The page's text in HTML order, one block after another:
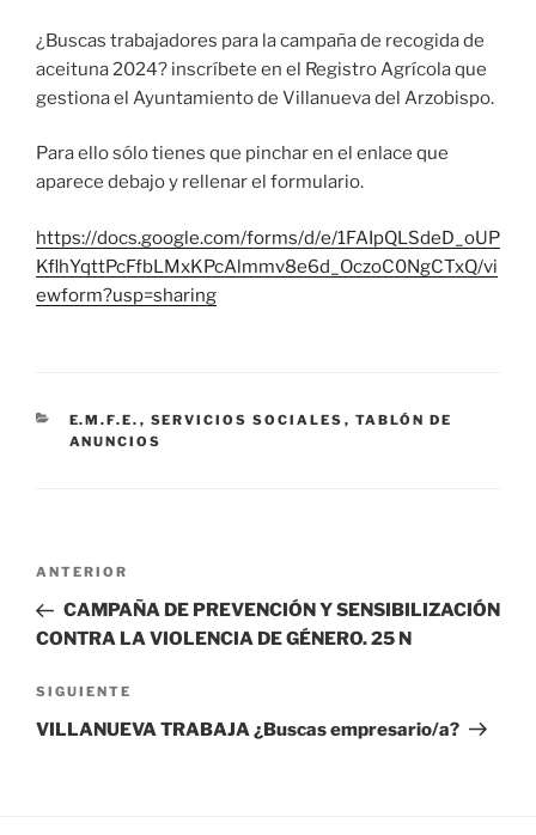
¿Buscas trabajadores para la campaña de recogida de
aceituna 2024? inscríbete en el Registro Agrícola que
gestiona el Ayuntamiento de Villanueva del Arzobispo.
Para ello sólo tienes que pinchar en el enlace que
aparece debajo y rellenar el formulario.
https://docs.google.com/forms/d/e/1FAIpQLSdeD_oUP
KflhYqttPcFfbLMxKPcAlmmv8e6d_OczoC0NgCTxQ/vi
ewform?usp=sharing
CATEGORÍAS
E.M.F.E. , SERVICIOS SOCIALES , TABLÓN DE
ANUNCIOS
Navegación
entradas
Entrada
anterior:
ANTERIOR
CAMPAÑA DE PREVENCIÓN Y SENSIBILIZACIÓN
CONTRA LA VIOLENCIA DE GÉNERO. 25 N
Siguiente
entrada
SIGUIENTE
VILLANUEVA TRABAJA ¿Buscas empresario/a?